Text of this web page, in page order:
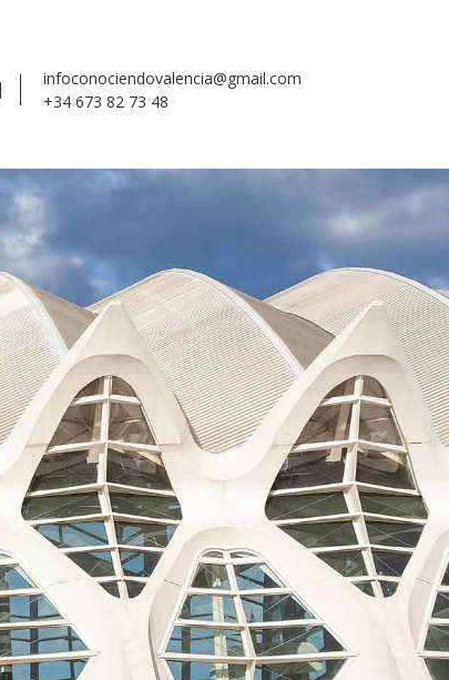
infoconociendovalencia@gmail.com
+34 673 82 73 48